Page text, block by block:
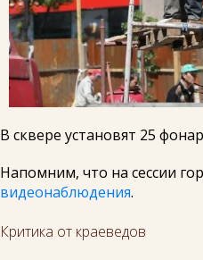
В сквере установят 25
Напомним, что на сессии
видеонаблюдения.
Критика от краеведов